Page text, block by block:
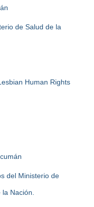
de Salud de la
Human Rights
del Ministerio de
Nación.